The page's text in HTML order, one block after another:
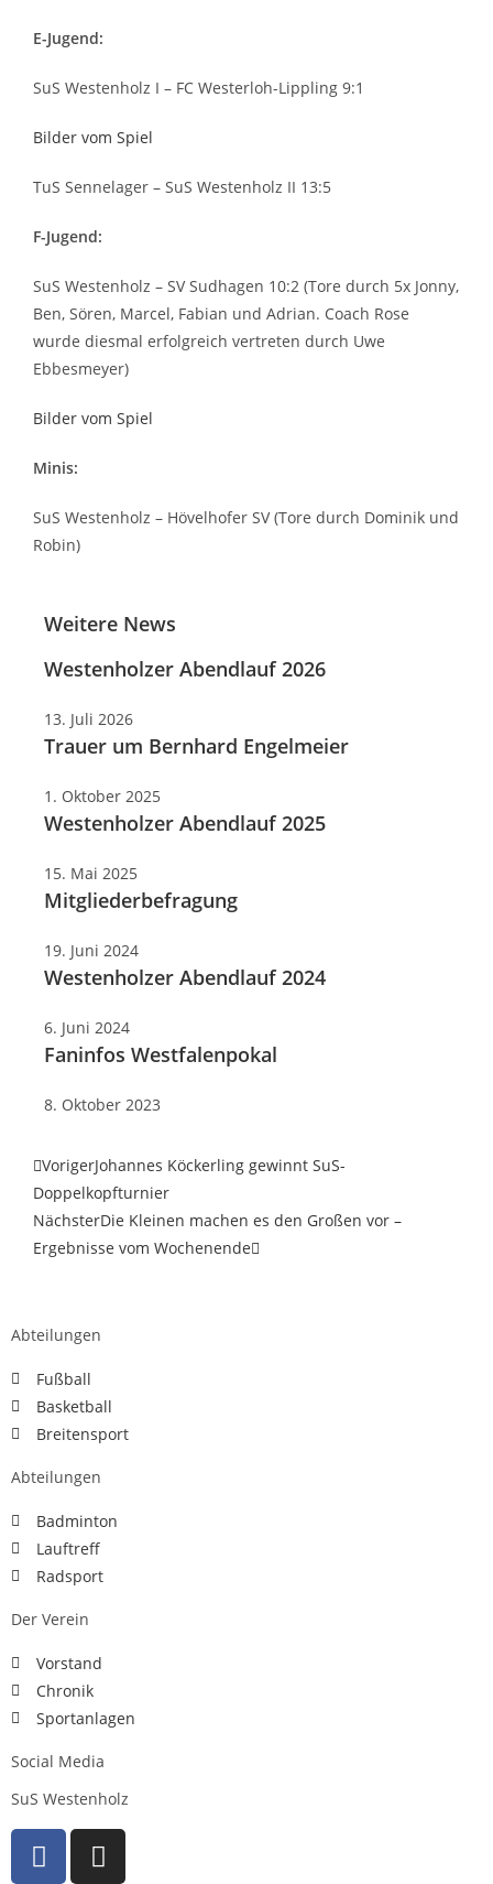
E-Jugend:
SuS Westenholz I – FC Westerloh-Lippling 9:1
Bilder vom Spiel
TuS Sennelager – SuS Westenholz II 13:5
F-Jugend:
SuS Westenholz – SV Sudhagen 10:2 (Tore durch 5x Jonny,
Ben, Sören, Marcel, Fabian und Adrian. Coach Rose
wurde diesmal erfolgreich vertreten durch Uwe
Ebbesmeyer)
Bilder vom Spiel
Minis:
SuS Westenholz – Hövelhofer SV (Tore durch Dominik und
Robin)
Weitere News
Westenholzer Abendlauf 2026
13. Juli 2026
Trauer um Bernhard Engelmeier
1. Oktober 2025
Westenholzer Abendlauf 2025
15. Mai 2025
Mitgliederbefragung
19. Juni 2024
Westenholzer Abendlauf 2024
6. Juni 2024
Faninfos Westfalenpokal
8. Oktober 2023
VorigerJohannes Köckerling gewinnt SuS-
Doppelkopfturnier
NächsterDie Kleinen machen es den Großen vor –
Ergebnisse vom Wochenende
Abteilungen
Fußball
Basketball
Breitensport
Abteilungen
Badminton
Lauftreff
Radsport
Der Verein
Vorstand
Chronik
Sportanlagen
Social Media
SuS Westenholz